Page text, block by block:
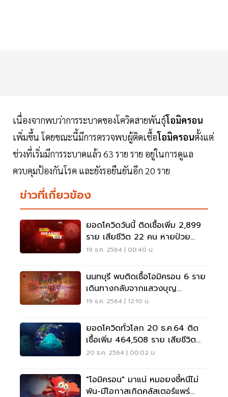
เนื่องจากพบว่าการระบาดของโควิดสายพันธุ์โอมิครอน
เพิ่มขึ้น โดยขณะนี้มีการตรวจพบผู้ติดเชื้อโอมิครอนตั้งแต่
ช่วงที่เริ่มมีการระบาดแล้ว 63 ราย ราย อยู่ในการดูแล
ควบคุมป้องกันโรค และยังรอยืนยันอีก 20 ราย
ข่าวที่เกี่ยวข้อง
ยอดโควิดวันนี้ ติดเชื้อเพิ่ม 2,899
ราย เสียชีวิต 22 คน หายป่วย
4,389 ราย
19 ธ.ค. 2564 | 00:40 น.
นนทบุรี พบติดเชื้อโอมิครอน 6 ราย
เดินทางกลับจากแสวงบุญ
ซาอุดีอาระเบีย
19 ธ.ค. 2564 | 12:10 น.
ยอดโควิดทั่วโลก 20 ธ.ค.64 ติด
เชื้อเพิ่ม 464,508 ราย เสียชีวิต
เพิ่ม 3,654 ราย
20 ธ.ค. 2564 | 00:02 น.
"โอมิครอน" มาแน่ หมอยงชี้หนีไม่
พ้น-มีโอกาสเกิดคลัสเตอร์แพร่